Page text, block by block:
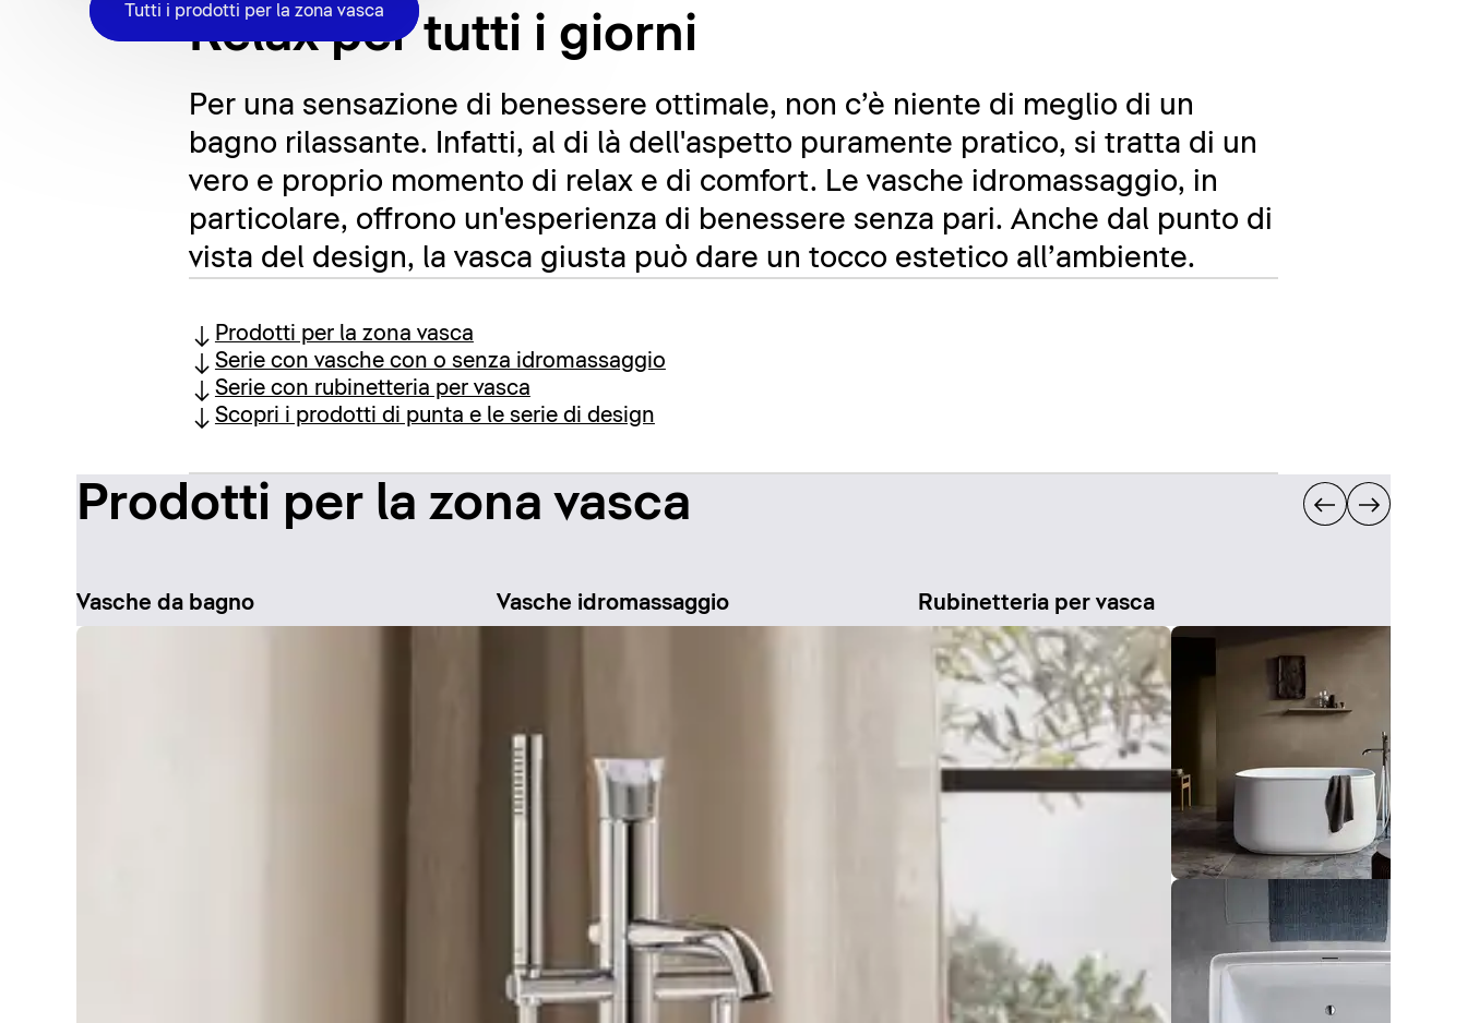
Tutti i prodotti per la zona vasca
Relax per tutti i giorni
Per una sensazione di benessere ottimale, non c’è niente di meglio di un
bagno rilassante. Infatti, al di là dell'aspetto puramente pratico, si tratta di un
vero e proprio momento di relax e di comfort. Le vasche idromassaggio, in
particolare, offrono un'esperienza di benessere senza pari. Anche dal punto di
vista del design, la vasca giusta può dare un tocco estetico all’ambiente.
Prodotti per la zona vasca
Serie con vasche con o senza idromassaggio
Serie con rubinetteria per vasca
Scopri i prodotti di punta e le serie di design
Prodotti per la zona vasca
Vasche da bagno Vasche idromassaggio Rubinetteria per vasca